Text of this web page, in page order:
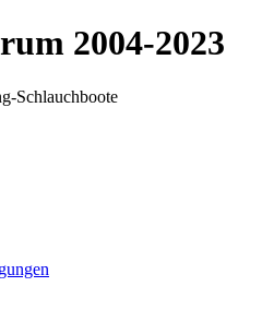
2004-2023
Schlauchboote